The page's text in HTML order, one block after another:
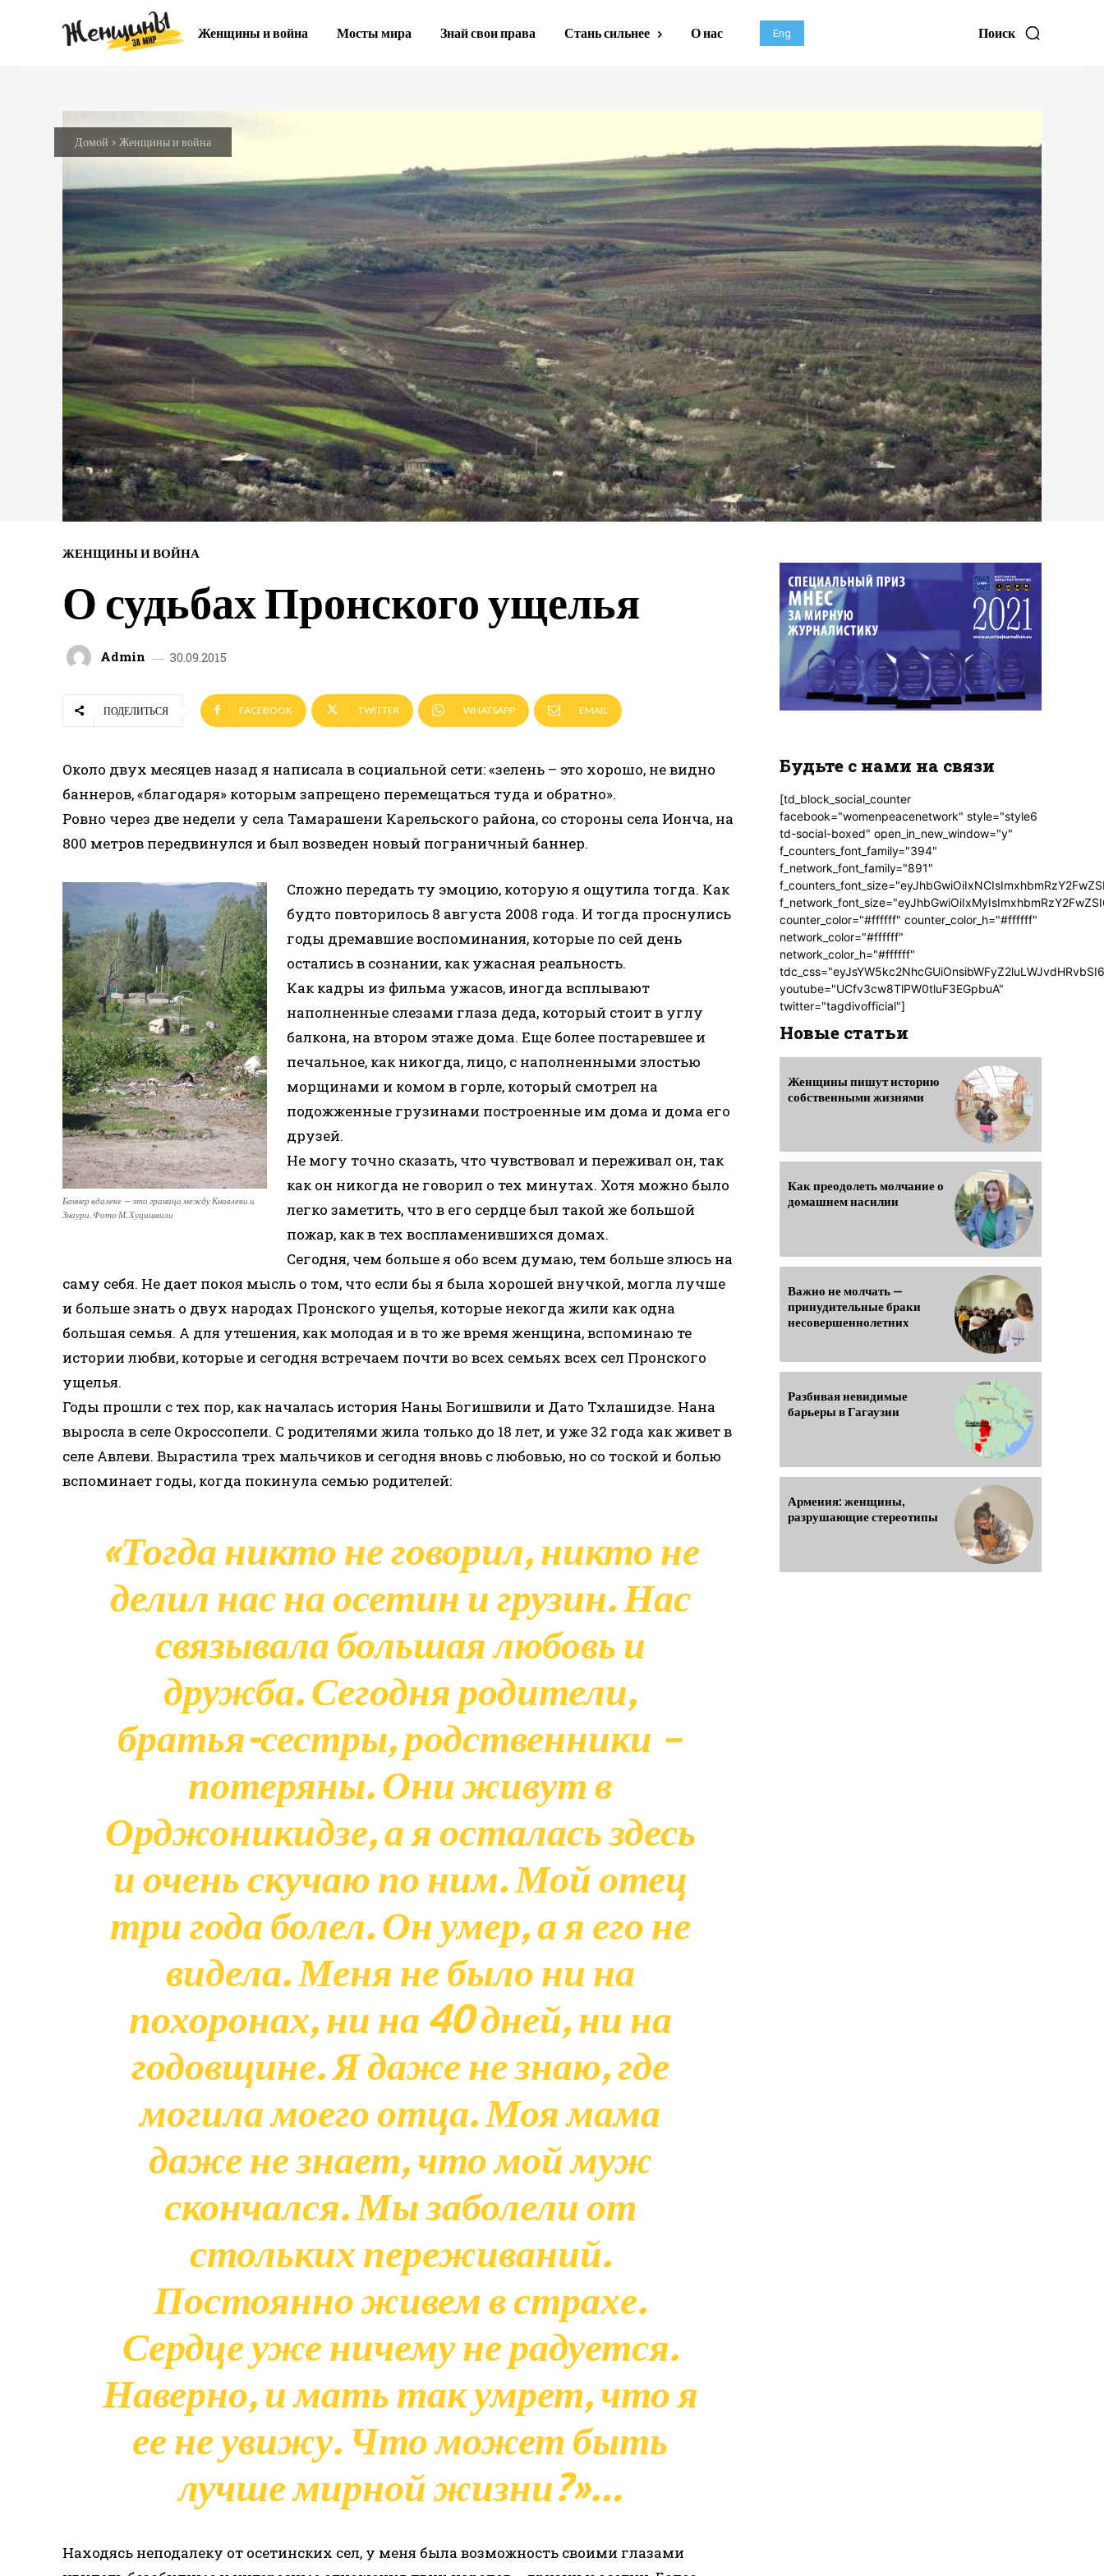
Женщины и война Мосты мира Знай свои права Стань сильнее О нас Eng Поиск
Домой Женщины и война
ЖЕНЩИНЫ И ВОЙНА
О судьбах Пронского ущелья
Admin 30.09.2015
ПОДЕЛИТЬСЯ FACEBOOK TWITTER WHATSAPP EMAIL
Около двух месяцев назад я написала в социальной сети: «зелень – это хорошо, не видно
баннеров, «благодаря» которым запрещено перемещаться туда и обратно».
Ровно через две недели у села Тамарашени Карельского района, со стороны села Ионча, на
800 метров передвинулся и был возведен новый пограничный баннер.
Баннер вдалеке — это граница между Кновлеви и
Знаури. Фото М. Хуцишвили
Сложно передать ту эмоцию, которую я ощутила тогда. Как
будто повторилось 8 августа 2008 года. И тогда проснулись
годы дремавшие воспоминания, которые по сей день
остались в сознании, как ужасная реальность.
Как кадры из фильма ужасов, иногда всплывают
наполненные слезами глаза деда, который стоит в углу
балкона, на втором этаже дома. Еще более постаревшее и
печальное, как никогда, лицо, с наполненными злостью
морщинами и комом в горле, который смотрел на
подожженные грузинами построенные им дома и дома его
друзей.
Не могу точно сказать, что чувствовал и переживал он, так
как он никогда не говорил о тех минутах. Хотя можно было
легко заметить, что в его сердце был такой же большой
пожар, как в тех воспламенившихся домах.
Сегодня, чем больше я обо всем думаю, тем больше злюсь на
саму себя. Не дает покоя мысль о том, что если бы я была хорошей внучкой, могла лучше
и больше знать о двух народах Пронского ущелья, которые некогда жили как одна
большая семья. А для утешения, как молодая и в то же время женщина, вспоминаю те
истории любви, которые и сегодня встречаем почти во всех семьях всех сел Пронского
ущелья.
Годы прошли с тех пор, как началась история Наны Богишвили и Дато Тхлашидзе. Нана
выросла в селе Окроссопели. С родителями жила только до 18 лет, и уже 32 года как живет в
селе Авлеви. Вырастила трех мальчиков и сегодня вновь с любовью, но со тоской и болью
вспоминает годы, когда покинула семью родителей:
«Тогда никто не говорил, никто не
делил нас на осетин и грузин. Нас
связывала большая любовь и
дружба. Сегодня родители,
братья-сестры, родственники –
потеряны. Они живут в
Орджоникидзе, а я осталась здесь
и очень скучаю по ним. Мой отец
три года болел. Он умер, а я его не
видела. Меня не было ни на
похоронах, ни на 40 дней, ни на
годовщине. Я даже не знаю, где
могила моего отца. Моя мама
даже не знает, что мой муж
скончался. Мы заболели от
стольких переживаний.
Постоянно живем в страхе.
Сердце уже ничему не радуется.
Наверно, и мать так умрет, что я
ее не увижу. Что может быть
лучше мирной жизни?»…
Находясь неподалеку от осетинских сел, у меня была возможность своими глазами
Будьте с нами на связи
[td_block_social_counter
facebook="womenpeacenetwork" style="style6
td-social-boxed" open_in_new_window="y"
f_counters_font_family="394"
f_network_font_family="891"
counter_color="#ffffff" counter_color_h="#ffffff"
network_color="#ffffff"
network_color_h="#ffffff"
youtube="UCfv3cw8TlPW0tluF3EGpbuA"
twitter="tagdivofficial"]
Новые статьи
Женщины пишут историю
собственными жизнями
Как преодолеть молчание о
домашнем насилии
Важно не молчать —
принудительные браки
несовершеннолетних
Разбивая невидимые
барьеры в Гагаузии
Армения: женщины,
разрушающие стереотипы